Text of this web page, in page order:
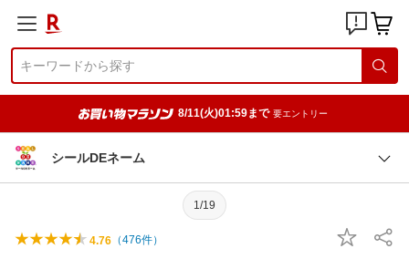
8/11(火)01:59まで 要エントリー
シールDEネーム
1/19
4.76 （476件）